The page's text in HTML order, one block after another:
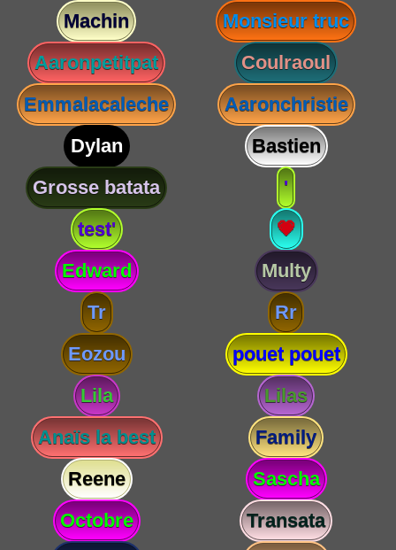
Machin
Monsieur truc
Aaronpetitpat
Coulraoul
Emmalacaleche
Aaronchristie
Dylan
Bastien
Grosse batata
'
test'
💗
Edward
Multy
Tr
Rr
Eozou
pouet pouet
Lila
Lilas
Anaïs la best
Family
Reene
Sascha
Octobre
Transata